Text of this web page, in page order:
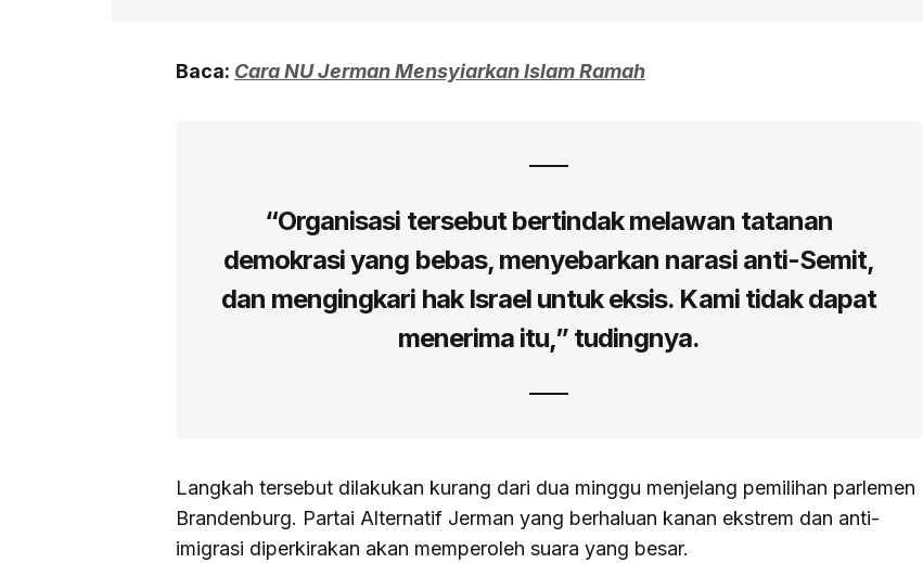
Baca: Cara NU Jerman Mensyiarkan Islam Ramah
“Organisasi tersebut bertindak melawan tatanan
demokrasi yang bebas, menyebarkan narasi anti-Semit,
dan mengingkari hak Israel untuk eksis. Kami tidak dapat
menerima itu,” tudingnya.
Langkah tersebut dilakukan kurang dari dua minggu menjelang pemilihan parlemen
Brandenburg. Partai Alternatif Jerman yang berhaluan kanan ekstrem dan anti-
imigrasi diperkirakan akan memperoleh suara yang besar.